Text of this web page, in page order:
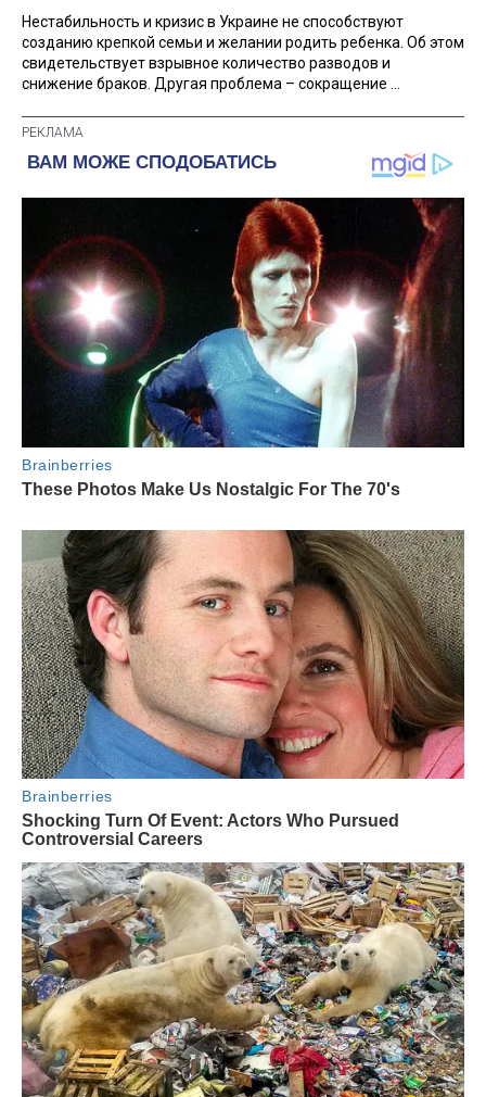
Нестабильность и кризис в Украине не способствуют
созданию крепкой семьи и желании родить ребенка. Об этом
свидетельствует взрывное количество разводов и
снижение браков. Другая проблема – сокращение ...